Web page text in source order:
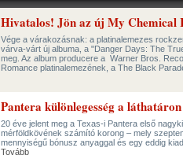
Hivatalos! Jön az új My Chemical
Vége a várakozásnak: a platinalemezes
várva-várt új albuma, a "Danger Days: The
meg. Az album producere a Warner Bros.
Romance platinalemezének, a The Black
Pantera különlegesség a láthatáron
20 éve jelent meg a Texas-i Pantera első
mérföldkövének számító korong – mely
mennyiségű bónusz anyaggal és egy eddig
Tovább